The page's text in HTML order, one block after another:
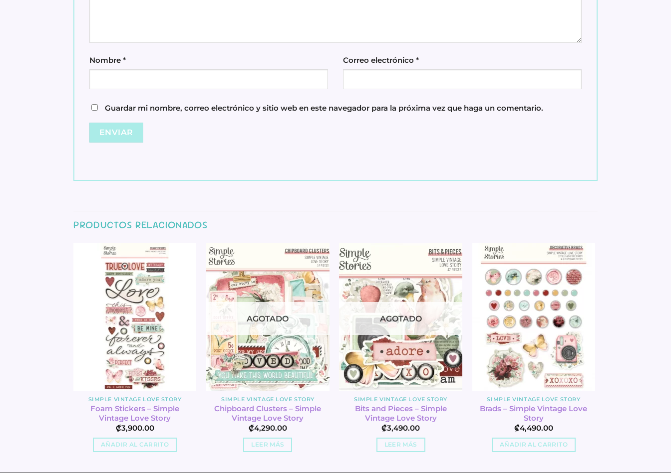
Nombre * Correo electrónico *
Guardar mi nombre, correo electrónico y sitio web en este navegador para la próxima vez que haga un comentario.
PRODUCTOS RELACIONADOS
SIMPLE VINTAGE LOVE STORY
Foam Stickers – Simple
Vintage Love Story
₡3,900.00
AÑADIR AL CARRITO
AGOTADO
SIMPLE VINTAGE LOVE STORY
Chipboard Clusters – Simple
Vintage Love Story
₡4,290.00
LEER MÁS
AGOTADO
SIMPLE VINTAGE LOVE STORY
Bits and Pieces – Simple
Vintage Love Story
₡3,490.00
LEER MÁS
SIMPLE VINTAGE LOVE STORY
Brads – Simple Vintage Love
Story
₡4,490.00
AÑADIR AL CARRITO